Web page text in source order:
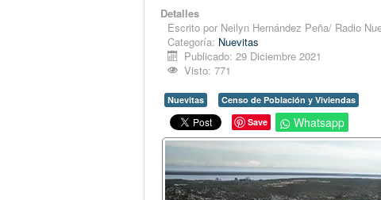
Detalles
Escrito por Neilyn Hernández Peña/ Radio
Categoría: Nuevitas
Publicado: 29 Diciembre 2021
Visto: 771
Nuevitas
Censo de Población y Viviendas
Save
Whatsapp